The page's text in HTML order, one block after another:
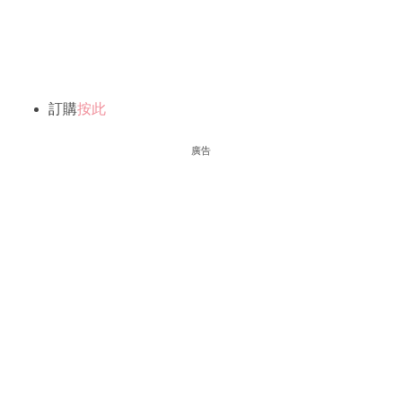
訂購按此
廣告